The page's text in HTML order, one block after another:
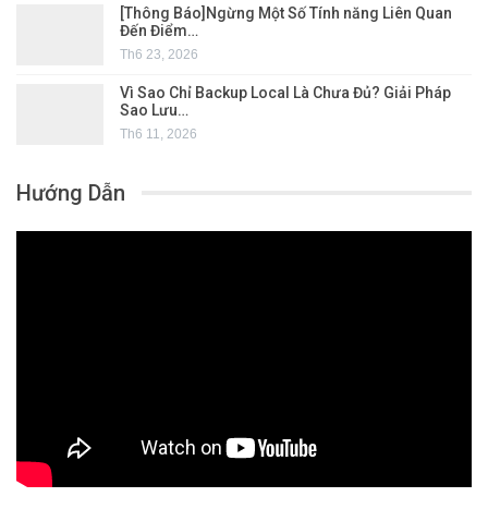
[Thông Báo]Ngừng Một Số Tính năng Liên Quan
Đến Điểm…
Th6 23, 2026
Vì Sao Chỉ Backup Local Là Chưa Đủ? Giải Pháp
Sao Lưu…
Th6 11, 2026
Hướng Dẫn